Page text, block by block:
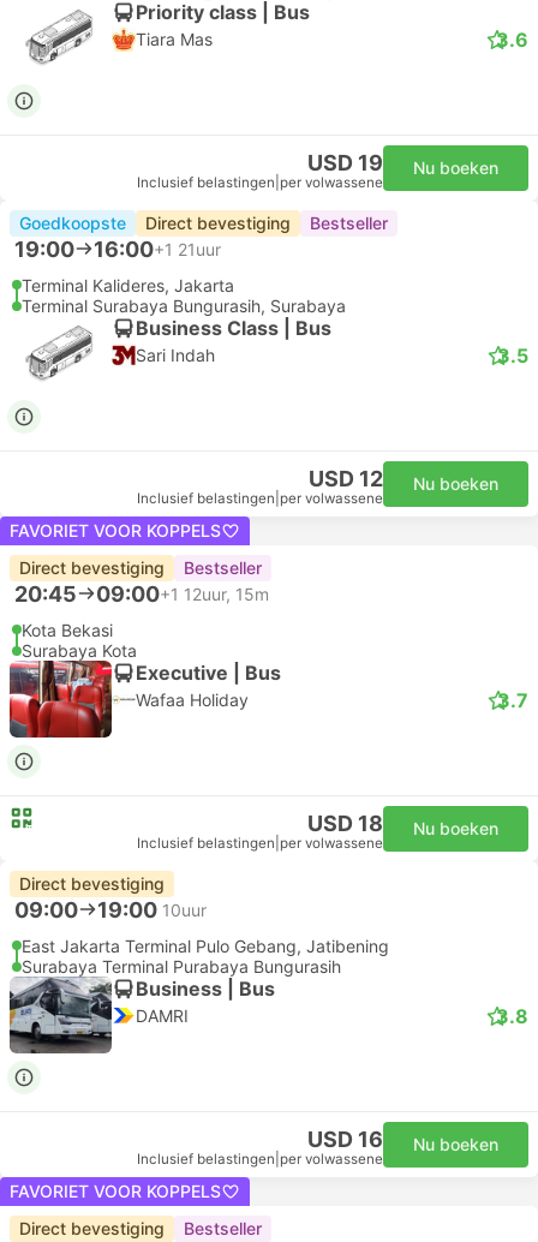
Priority class | Bus
Tiara Mas 3.6
USD 19
Inclusief belastingen per volwassene
Nu boeken
Goedkoopste Direct bevestiging Bestseller
19:00 16:00+1 21uur
Terminal Kalideres, Jakarta
Terminal Surabaya Bungurasih, Surabaya
Business Class | Bus
Sari Indah 3.5
USD 12
Inclusief belastingen per volwassene
Nu boeken
FAVORIET VOOR KOPPELS
Direct bevestiging
Bestseller
20:45 09:00+1 12uur, 15m
Kota Bekasi
Surabaya Kota
Executive | Bus
Wafaa Holiday 3.7
USD 18
Inclusief belastingen per volwassene
Nu boeken
Direct bevestiging
09:00 19:00 10uur
East Jakarta Terminal Pulo Gebang, Jatibening
Surabaya Terminal Purabaya Bungurasih
Business | Bus
DAMRI 3.8
USD 16
Inclusief belastingen per volwassene
Nu boeken
FAVORIET VOOR KOPPELS
Direct bevestiging
Bestseller